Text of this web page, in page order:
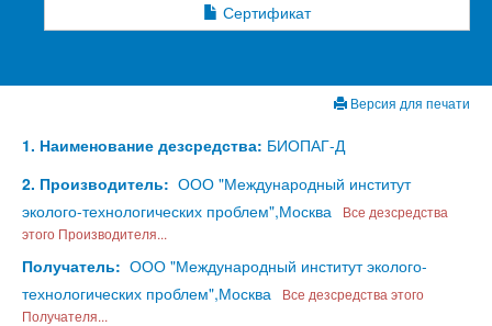
Сертификат
Версия для печати
1. Наименование дезсредства: БИОПАГ-Д
2. Производитель: ООО "Международный институт
эколого-технологических проблем",Москва
Все дезсредства
этого Производителя...
Получатель: ООО "Международный институт эколого-
технологических проблем",Москва
Все дезсредства этого
Получателя...